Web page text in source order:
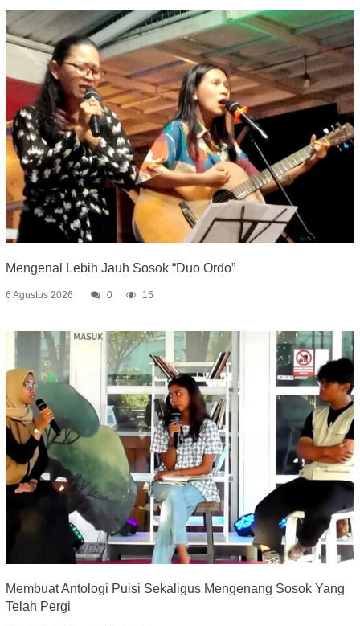
Mengenal Lebih Jauh Sosok “Duo Ordo”
6 Agustus 2026 0 15
Membuat Antologi Puisi Sekaligus Mengenang Sosok Yang
Telah Pergi